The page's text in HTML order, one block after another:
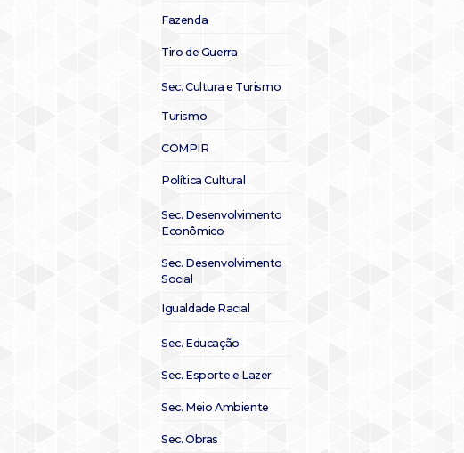
Fazenda
Tiro de Guerra
Sec. Cultura e Turismo
Turismo
COMPIR
Política Cultural
Sec. Desenvolvimento
Econômico
Sec. Desenvolvimento
Social
Igualdade Racial
Sec. Educação
Sec. Esporte e Lazer
Sec. Meio Ambiente
Sec. Obras